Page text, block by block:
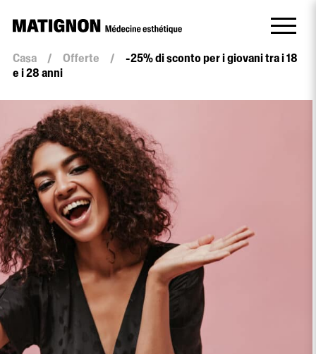
Casa / Offerte /
-25% di sconto per i giovani tra i 18
e i 28 anni